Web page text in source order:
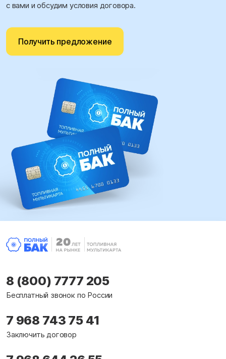
с вами и обсудим условия договора.
Получить предложение
8 (800) 7777 205
Бесплатный звонок по России
7 968 743 75 41
Заключить договор